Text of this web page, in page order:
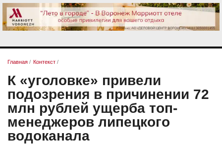
Главная / Контекст /
К «уголовке» привели
подозрения в причинении 72
млн рублей ущерба топ-
менеджеров липецкого
водоканала